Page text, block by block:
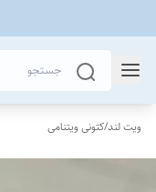
ویت لند/کتونی ویتنامی